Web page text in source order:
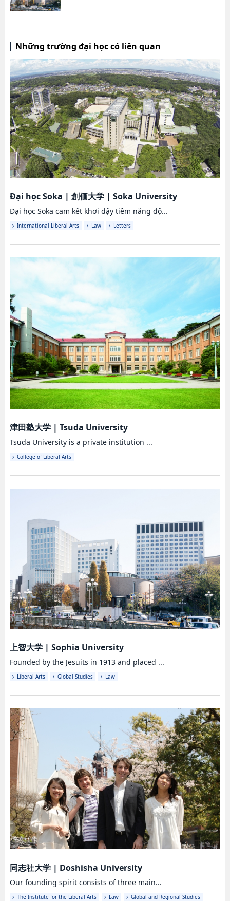
Những trường đại học có liên quan
Đại học Soka | 創価大学| Soka University
Đại học Soka cam kết khơi dậy tiềm năng độ...
International Liberal Arts Law Letters
津田塾大学| Tsuda University
Tsuda University is a private institution ...
College of Liberal Arts
上智大学| Sophia University
Founded by the Jesuits in 1913 and placed ...
Liberal Arts Global Studies Law
同志社大学| Doshisha University
Our founding spirit consists of three main...
The Institute for the Liberal Arts Law Global and Regional Studies